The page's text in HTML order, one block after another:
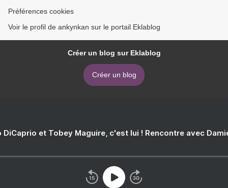
Préférences cookies
Voir le profil de ankynkan sur le portail Eklablog
Créer un blog sur Eklablog
Créer un blog
DiCaprio et Tobey Maguire, c'est lui ! Rencontre avec